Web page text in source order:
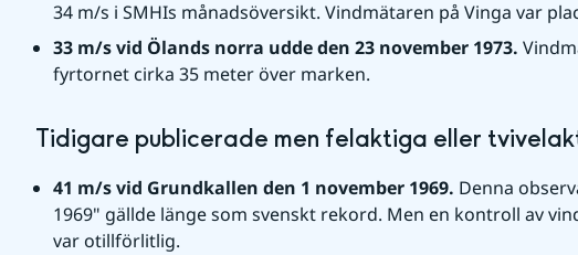
34 m/s i SMHIs månadsöversikt. Vindmätaren på Vinga var
33 m/s vid Ölands norra udde den 23 november 1973.
fyrtornet cirka 35 meter över marken.
Tidigare publicerade men felaktiga eller
41 m/s vid Grundkallen den 1 november 1969. Denna
1969" gällde länge som svenskt rekord. Men en kontroll av
var otillförlitlig.